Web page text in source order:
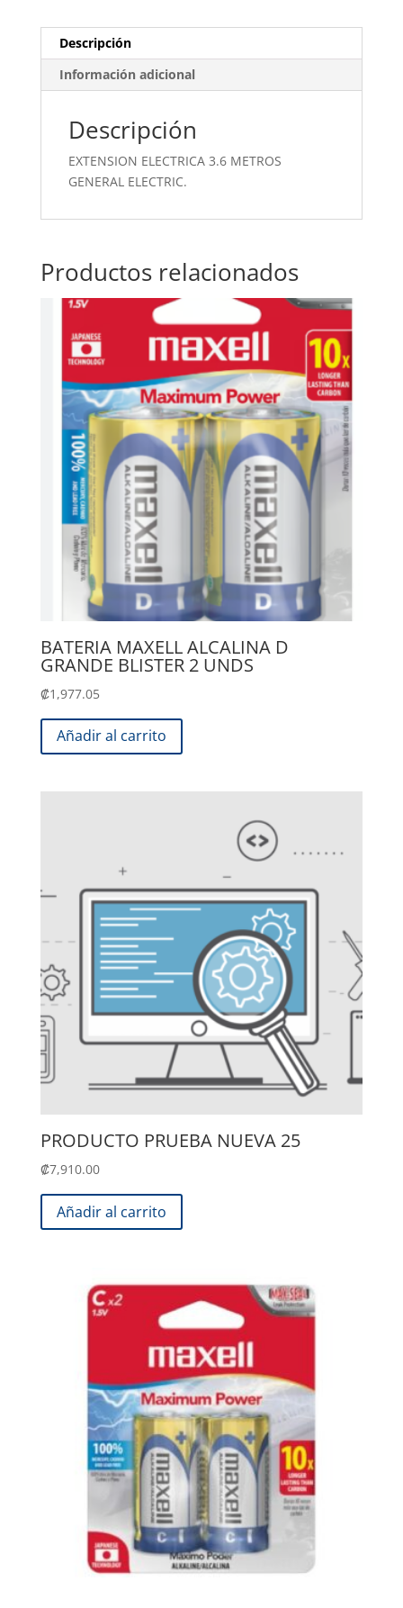
Descripción
Información adicional
Descripción
EXTENSION ELECTRICA 3.6 METROS
GENERAL ELECTRIC.
Productos relacionados
BATERIA MAXELL ALCALINA D
GRANDE BLISTER 2 UNDS
₡1,977.05
Añadir al carrito
PRODUCTO PRUEBA NUEVA 25
₡7,910.00
Añadir al carrito